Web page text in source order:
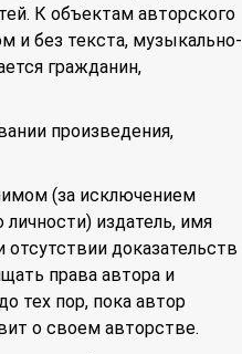
К объектам авторского
и без текста, музыкально-
гражданин,
произведения,
(за исключением
издатель, имя
доказательств
права автора и
тех пор, пока автор
о своем авторстве.